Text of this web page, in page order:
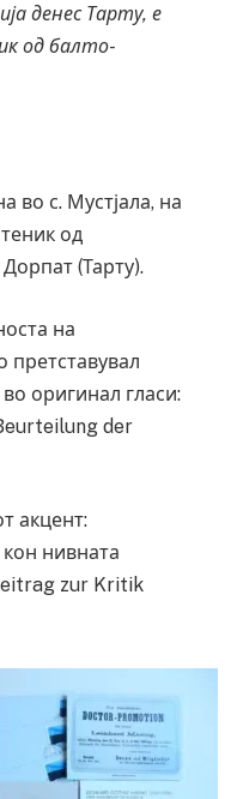
денес Тарту, е
од балто-
во с. Мустјала, на
од
(Тарту).
на
претставувал
оригинал гласи:
der
акцент:
нивната
zur Kritik